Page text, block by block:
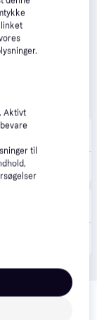
dine
linket
Aktivt
til